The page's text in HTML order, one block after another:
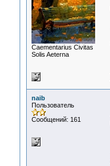
Сaementarius Civitas
Solis Aeterna
naib
Пользователь
Сообщений: 161